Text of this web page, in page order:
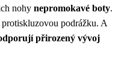
nohy nepromokavé boty.
podrážku. A
přirozený vývoj